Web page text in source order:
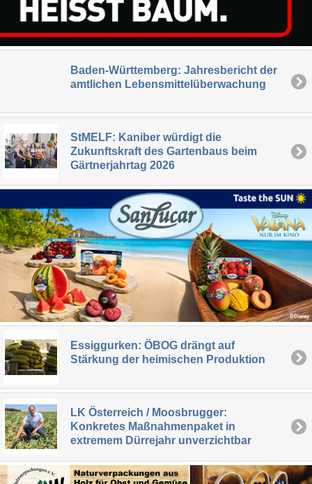
Baden-Württemberg: Jahresbericht der
amtlichen Lebensmittelüberwachung
StMELF: Kaniber würdigt die
Zukunftskraft des Gartenbaus beim
Gärtnerjahrtag 2026
Essiggurken: ÖBOG drängt auf
Stärkung der heimischen Produktion
LK Österreich / Moosbrugger:
Konkretes Maßnahmenpaket in
extremem Dürrejahr unverzichtbar